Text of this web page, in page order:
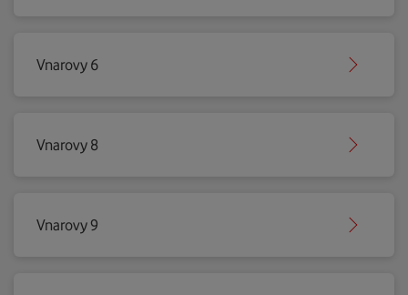
Vnarovy 6
Vnarovy 8
Vnarovy 9